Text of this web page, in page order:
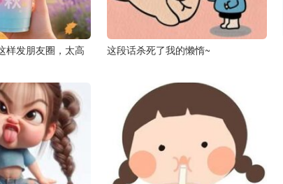
样发朋友圈，太高
这段话杀死了我的懒惰~